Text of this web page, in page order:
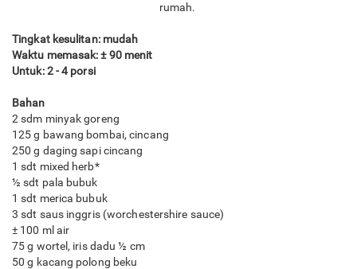
rumah.
Tingkat kesulitan: mudah
Waktu memasak: ± 90 menit
Untuk: 2 - 4 porsi
Bahan
2 sdm minyak goreng
125 g bawang bombai, cincang
250 g daging sapi cincang
1 sdt mixed herb*
½ sdt pala bubuk
1 sdt merica bubuk
3 sdt saus inggris (worchestershire sauce)
± 100 ml air
75 g wortel, iris dadu ½ cm
50 g kacang polong beku